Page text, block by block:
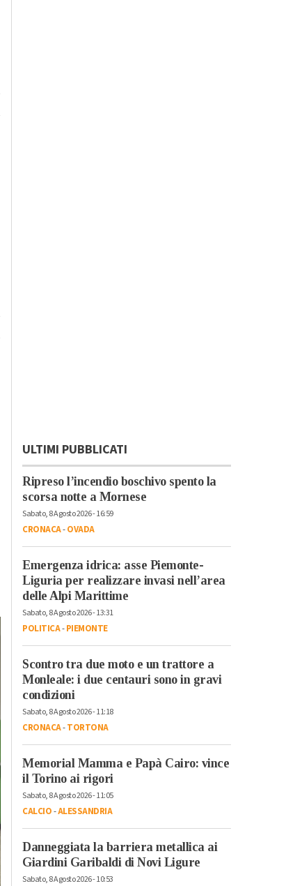
ULTIMI PUBBLICATI
Ripreso l’incendio boschivo spento la
scorsa notte a Mornese
Sabato, 8 Agosto 2026 - 16:59
CRONACA-OVADA
Emergenza idrica: asse Piemonte-
Liguria per realizzare invasi nell’area
delle Alpi Marittime
Sabato, 8 Agosto 2026 - 13:31
POLITICA-PIEMONTE
Scontro tra due moto e un trattore a
Monleale: i due centauri sono in gravi
condizioni
Sabato, 8 Agosto 2026 - 11:18
CRONACA-TORTONA
Memorial Mamma e Papà Cairo: vince
il Torino ai rigori
Sabato, 8 Agosto 2026 - 11:05
CALCIO-ALESSANDRIA
Danneggiata la barriera metallica ai
Giardini Garibaldi di Novi Ligure
Sabato, 8 Agosto 2026 - 10:53